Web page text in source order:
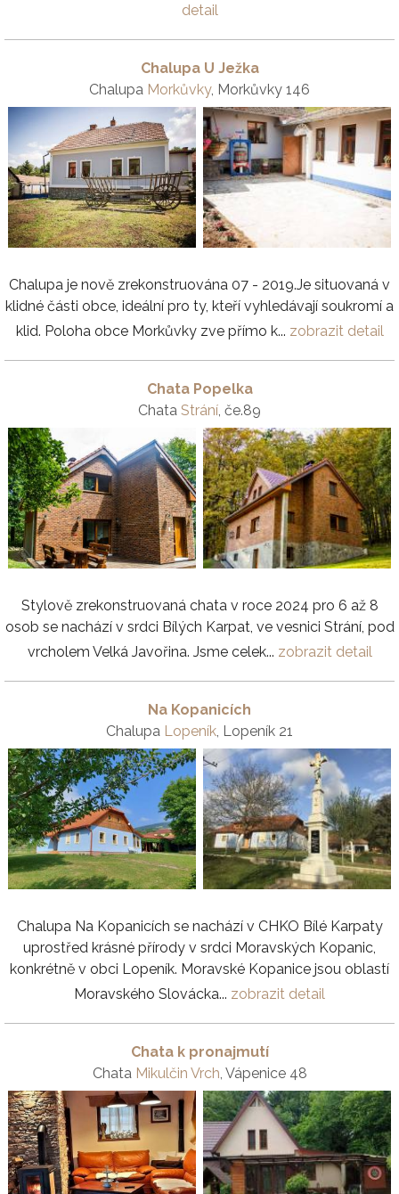
detail
Chalupa U Ježka
Chalupa Morkůvky, Morkůvky 146
Chalupa je nově zrekonstruována 07 - 2019.Je situovaná v
klidné části obce, ideální pro ty, kteří vyhledávají soukromí a
klid. Poloha obce Morkůvky zve přímo k... zobrazit detail
Chata Popelka
Chata Strání , če.89
Stylově zrekonstruovaná chata v roce 2024 pro 6 až 8
osob se nachází v srdci Bílých Karpat, ve vesnici Strání, pod
vrcholem Velká Javořina. Jsme celek... zobrazit detail
Na Kopanicích
Chalupa Lopeník, Lopeník 21
Chalupa Na Kopanicích se nachází v CHKO Bílé Karpaty
uprostřed krásné přírody v srdci Moravských Kopanic,
konkrétně v obci Lopeník. Moravské Kopanice jsou oblastí
Moravského Slovácka... zobrazit detail
Chata k pronajmutí
Chata Mikulčin Vrch, Vápenice 48